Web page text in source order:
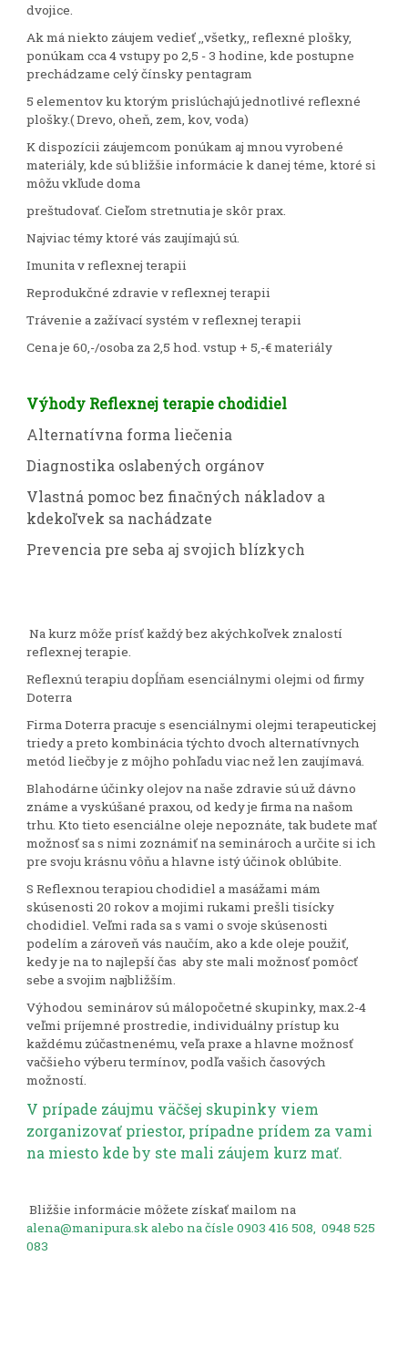
dvojice.
Ak má niekto záujem vedieť ,,všetky,, reflexné plošky,
ponúkam cca 4 vstupy po 2,5 - 3 hodine, kde postupne
prechádzame celý čínsky pentagram
5 elementov ku ktorým prislúchajú jednotlivé reflexné
plošky.( Drevo, oheň, zem, kov, voda)
K dispozícii záujemcom ponúkam aj mnou vyrobené
materiály, kde sú bližšie informácie k danej téme, ktoré si
môžu vkľude doma
preštudovať. Cieľom stretnutia je skôr prax.
Najviac témy ktoré vás zaujímajú sú.
Imunita v reflexnej terapii
Reprodukčné zdravie v reflexnej terapii
Trávenie a zažívací systém v reflexnej terapii
Cena je 60,-/osoba za 2,5 hod. vstup + 5,-€ materiály
Výhody Reflexnej terapie chodidiel
Alternatívna forma liečenia
Diagnostika oslabených orgánov
Vlastná pomoc bez finačných nákladov a
kdekoľvek sa nachádzate
Prevencia pre seba aj svojich blízkych
Na kurz môže prísť každý bez akýchkoľvek znalostí
reflexnej terapie.
Reflexnú terapiu dopĺňam esenciálnymi olejmi od firmy
Doterra
Firma Doterra pracuje s esenciálnymi olejmi terapeutickej
triedy a preto kombinácia týchto dvoch alternatívnych
metód liečby je z môjho pohľadu viac než len zaujímavá.
Blahodárne účinky olejov na naše zdravie sú už dávno
známe a vyskúšané praxou, od kedy je firma na našom
trhu. Kto tieto esenciálne oleje nepoznáte, tak budete mať
možnosť sa s nimi zoznámiť na seminároch a určite si ich
pre svoju krásnu vôňu a hlavne istý účinok oblúbite.
S Reflexnou terapiou chodidiel a masážami mám
skúsenosti 20 rokov a mojimi rukami prešli tisícky
chodidiel. Veľmi rada sa s vami o svoje skúsenosti
podelím a zároveň vás naučím, ako a kde oleje použiť,
kedy je na to najlepší čas aby ste mali možnosť pomôcť
sebe a svojim najbližším.
Výhodou seminárov sú málopočetné skupinky, max.2-4
veľmi príjemné prostredie, individuálny prístup ku
každému zúčastnenému, veľa praxe a hlavne možnosť
vačšieho výberu termínov, podľa vašich časových
možností.
V prípade záujmu väčšej skupinky viem
zorganizovať priestor, prípadne prídem za vami
na miesto kde by ste mali záujem kurz mať.
Bližšie informácie môžete získať mailom na
alena@manipura.sk alebo na čísle 0903 416 508, 0948 525
083